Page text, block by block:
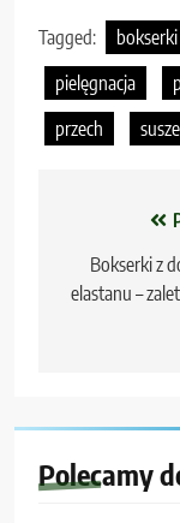
Tagged:
pielęgnacja
przech
wpisu
Bokserki z
elastanu –
Polecamy